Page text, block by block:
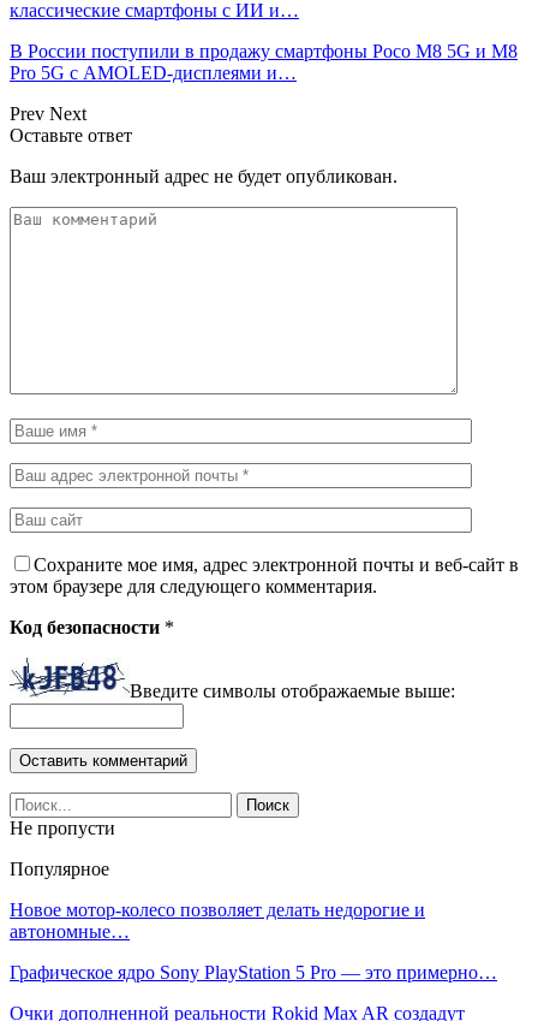
классические смартфоны с ИИ и…
В России поступили в продажу смартфоны Poco M8 5G и M8
Pro 5G с AMOLED-дисплеями и…
Prev Next
Оставьте ответ
Ваш электронный адрес не будет опубликован.
Сохраните мое имя, адрес электронной почты и веб-сайт в
этом браузере для следующего комментария.
Код безопасности *
Введите символы отображаемые выше:
Не пропусти
Популярное
Новое мотор-колесо позволяет делать недорогие и
автономные…
Графическое ядро Sony PlayStation 5 Pro — это примерно…
Очки дополненной реальности Rokid Max AR создадут